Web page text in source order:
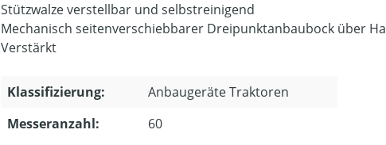
Stützwalze verstellbar und selbstreinigend
Mechanisch seitenverschiebbarer Dreipunktanbaubock über
Verstärkt
Klassifizierung:
Anbaugeräte Traktoren
Messeranzahl:
60